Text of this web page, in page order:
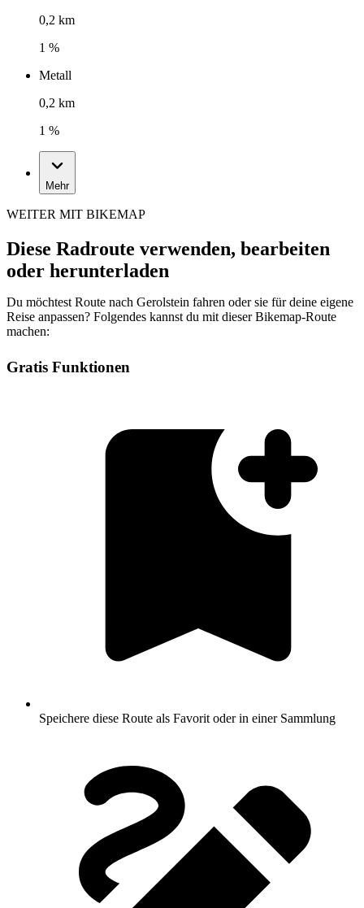
0,2 km
1 %
Metall
0,2 km
1 %
Mehr
WEITER MIT BIKEMAP
Diese Radroute verwenden, bearbeiten
oder herunterladen
Du möchtest Route nach Gerolstein fahren oder sie für deine eigene
Reise anpassen? Folgendes kannst du mit dieser Bikemap-Route
machen:
Gratis Funktionen
Speichere diese Route als Favorit oder in einer Sammlung